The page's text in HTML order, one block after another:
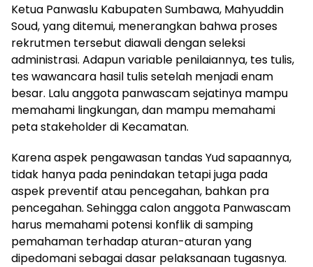
Ketua Panwaslu Kabupaten Sumbawa, Mahyuddin
Soud, yang ditemui, menerangkan bahwa proses
rekrutmen tersebut diawali dengan seleksi
administrasi. Adapun variable penilaiannya, tes tulis,
tes wawancara hasil tulis setelah menjadi enam
besar. Lalu anggota panwascam sejatinya mampu
memahami lingkungan, dan mampu memahami
peta stakeholder di Kecamatan.
Karena aspek pengawasan tandas Yud sapaannya,
tidak hanya pada penindakan tetapi juga pada
aspek preventif atau pencegahan, bahkan pra
pencegahan. Sehingga calon anggota Panwascam
harus memahami potensi konflik di samping
pemahaman terhadap aturan-aturan yang
dipedomani sebagai dasar pelaksanaan tugasnya.